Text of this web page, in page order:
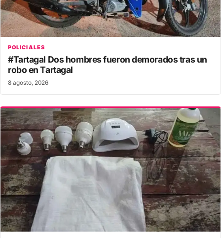
POLICIALES
#Tartagal Dos hombres fueron demorados tras un
robo en Tartagal
8 agosto, 2026